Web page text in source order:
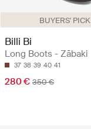
BUYERS' PICK
Billi Bi
Long Boots - Zābaki
37 38 39 40 41
280 € 350 €